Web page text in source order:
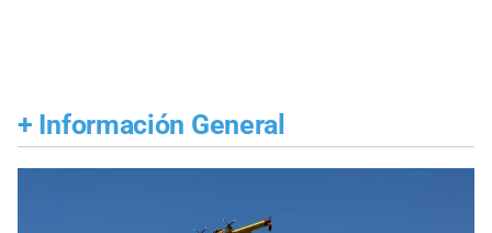
+ Información General